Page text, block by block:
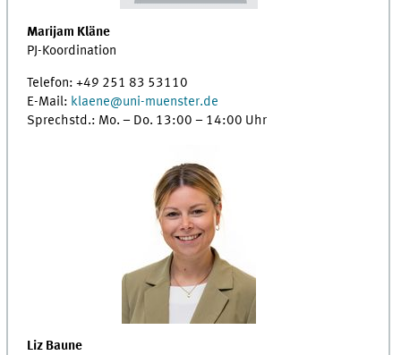
Marijam Kläne
PJ-Koordination
Telefon: +49 251 83 53110
E-Mail: klaene@uni-muenster.de
Sprechstd.: Mo. – Do. 13:00 – 14:00 Uhr
Liz Baune